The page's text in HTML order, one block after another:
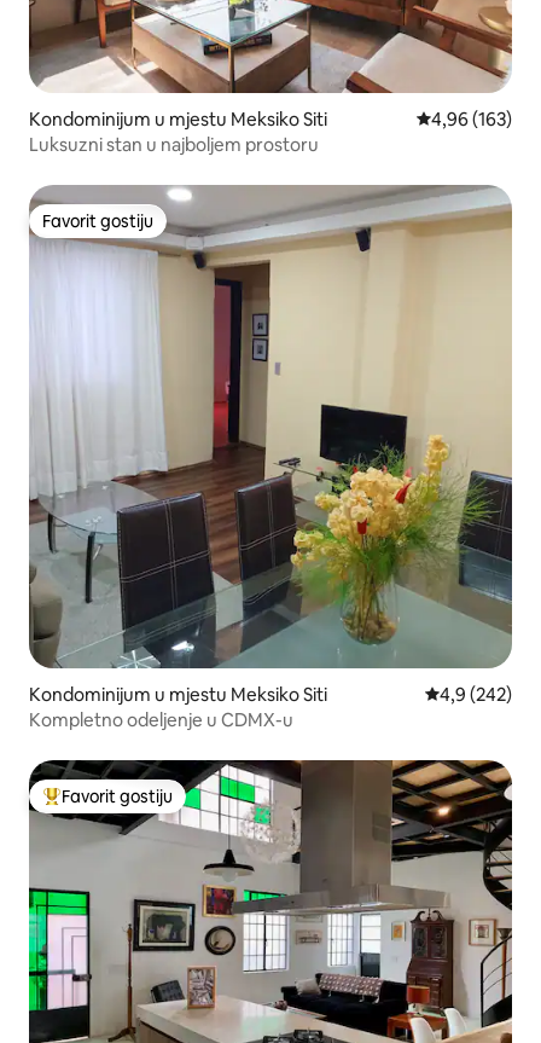
Kondominijum u mjestu Meksiko Siti prosječna
4,96 (163)
Luksuzni stan u najboljem prostoru
Favorit gostiju
Favorit gostiju
Kondominijum u mjestu Meksiko Siti prosječna
4,9 (242)
Kompletno odeljenje u CDMX-u
Glavni favorit gostiju
Favorit gostiju